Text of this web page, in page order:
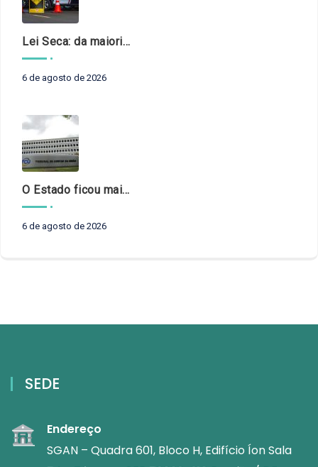
Lei Seca: da maioridade à maturidade
6 de agosto de 2026
O Estado ficou mais complexo. O controle precisa acompanhar
6 de agosto de 2026
SEDE
Endereço
SGAN – Quadra 601, Bloco H, Edifício Íon Sala